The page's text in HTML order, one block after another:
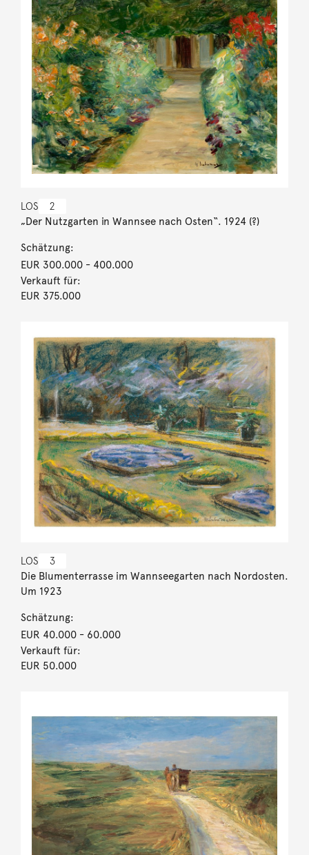
LOS 2
„Der Nutzgarten in Wannsee nach Osten“. 1924 (?)
Schätzung:
EUR 300.000- 400.000
Verkauft für:
EUR 375.000
LOS 3
Die Blumenterrasse im Wannseegarten nach Nordosten.
Um 1923
Schätzung:
EUR 40.000- 60.000
Verkauft für:
EUR 50.000